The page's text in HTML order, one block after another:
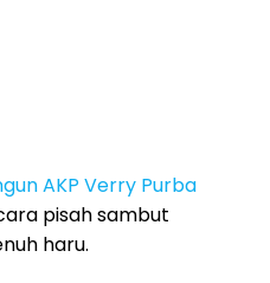
AKP Verry Purba
pisah sambut
haru.